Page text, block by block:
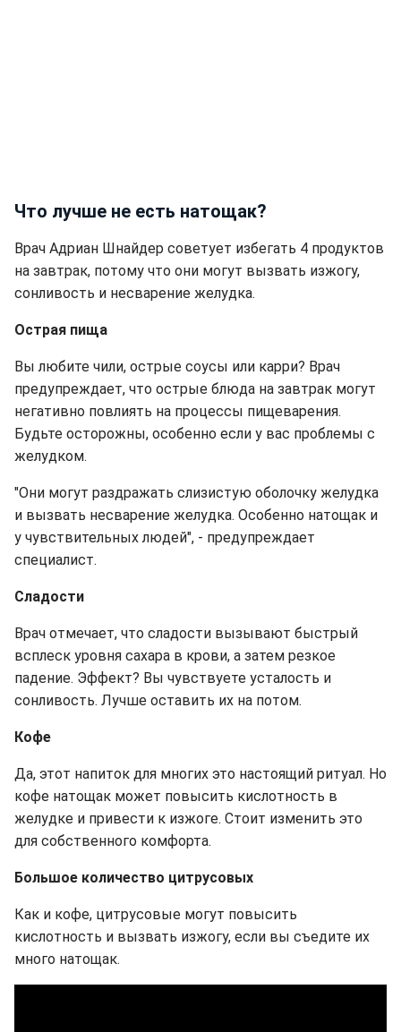
Что лучше не есть натощак?
Врач Адриан Шнайдер советует избегать 4 продуктов
на завтрак, потому что они могут вызвать изжогу,
сонливость и несварение желудка.
Острая пища
Вы любите чили, острые соусы или карри? Врач
предупреждает, что острые блюда на завтрак могут
негативно повлиять на процессы пищеварения.
Будьте осторожны, особенно если у вас проблемы с
желудком.
"Они могут раздражать слизистую оболочку желудка
и вызвать несварение желудка. Особенно натощак и
у чувствительных людей", - предупреждает
специалист.
Сладости
Врач отмечает, что сладости вызывают быстрый
всплеск уровня сахара в крови, а затем резкое
падение. Эффект? Вы чувствуете усталость и
сонливость. Лучше оставить их на потом.
Кофе
Да, этот напиток для многих это настоящий ритуал. Но
кофе натощак может повысить кислотность в
желудке и привести к изжоге. Стоит изменить это
для собственного комфорта.
Большое количество цитрусовых
Как и кофе, цитрусовые могут повысить
кислотность и вызвать изжогу, если вы съедите их
много натощак.